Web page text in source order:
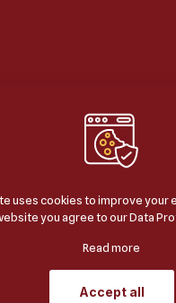
BERKAH JAYA KANOPI
| POWERED BYJASA
uses cookies to improve your
you agree to ourData
Read more
Accept all